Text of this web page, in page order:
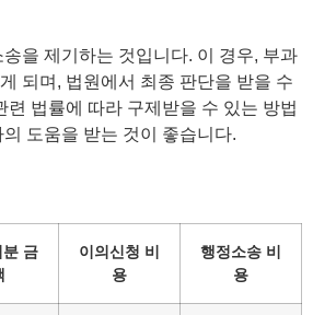
을 제기하는 것입니다. 이 경우, 부과
되며, 법원에서 최종 판단을 받을 수
련 법률에 따라 구제받을 수 있는 방법
도움을 받는 것이 좋습니다.
분 금
이의신청 비
용
행정소송 비
용